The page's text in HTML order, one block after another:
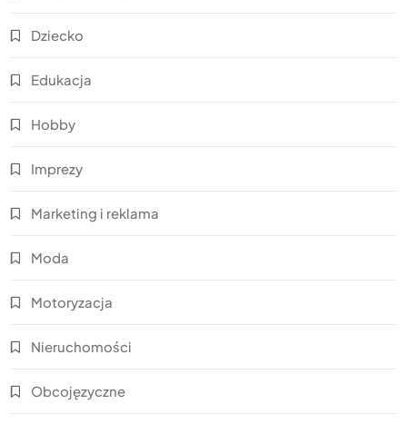
Dziecko
Edukacja
Hobby
Imprezy
Marketing i reklama
Moda
Motoryzacja
Nieruchomości
Obcojęzyczne